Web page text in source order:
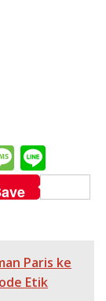
M
e
ss
g
e
n
e
Paris ke
Etik